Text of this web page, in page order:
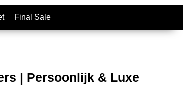
Final Sale
| Persoonlijk & Luxe